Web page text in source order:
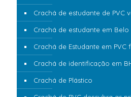
Crachá de estudante de PVC
Crachá de estudante em Belo
Crachá de Estudante em PVC
Crachá de identificação em
Crachá de Plástico